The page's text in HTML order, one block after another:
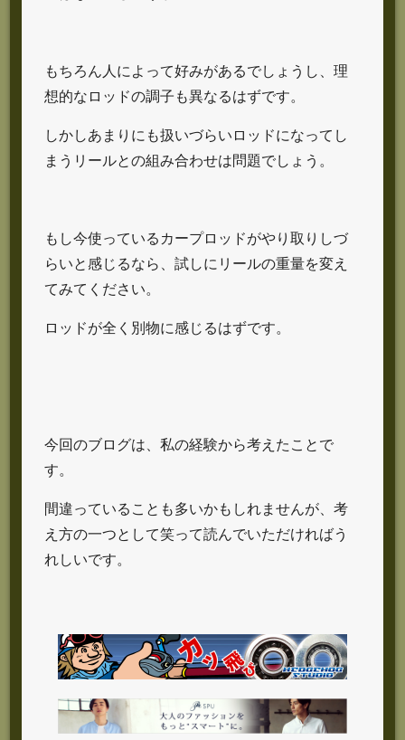
もちろん人によって好みがあるでしょうし、理
想的なロッドの調子も異なるはずです。
しかしあまりにも扱いづらいロッドになってし
まうリールとの組み合わせは問題でしょう。
もし今使っているカープロッドがやり取りしづ
らいと感じるなら、試しにリールの重量を変え
てみてください。
ロッドが全く別物に感じるはずです。
今回のブログは、私の経験から考えたことで
す。
間違っていることも多いかもしれませんが、考
え方の一つとして笑って読んでいただければう
れしいです。